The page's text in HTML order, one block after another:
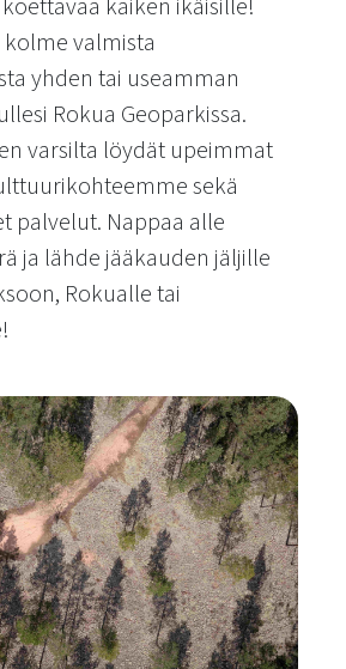
kaiken ikäisille!
valmista
yhden tai useamman
Rokua Geoparkissa.
varsilta löydät upeimmat
sekä
palvelut. Nappaa alle
ja lähde jääkauden jäljille
Rokualle tai
-rengasreitit